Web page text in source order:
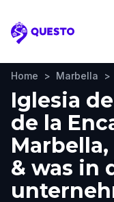
Questo
Home > Marbella >
Iglesia
de la
& was in